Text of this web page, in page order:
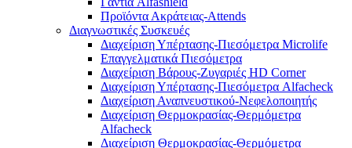
Προϊόντα Ακράτειας-Attends
Διαγνωστικές Συσκευές
Διαχείριση Υπέρτασης-Πιεσόμετρα Microlife
Επαγγελματικά Πιεσόμετρα
Διαχείριση Βάρους-Ζυγαριές HD Corner
Διαχείριση Υπέρτασης-Πιεσόμετρα Alfacheck
Διαχείριση Αναπνευστικού-Νεφελοποιητής
Διαχείριση Θερμοκρασίας-Θερμόμετρα
Alfacheck
Διαχείριση Θερμοκρασίας-Θερμόμετρα